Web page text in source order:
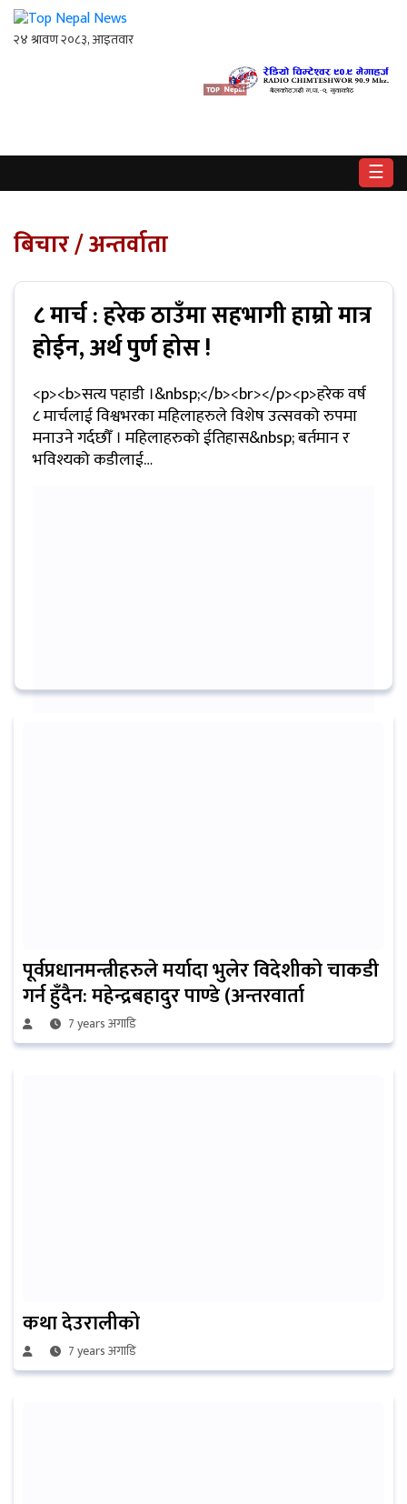
☰
राजनीति
अर्थ
खेलकुद
विश्व
बिचार
अन्तर्वाता
मनोरन्जन
बिचार / अन्तर्वाता
८ मार्च : हरेक ठाउँमा सहभागी हाम्रो मात्र
होईन, अर्थ पुर्ण होस !
<p><b>सत्य पहाडी ।&nbsp;</b><br></p><p>हरेक वर्ष
८ मार्चलाई विश्वभरका महिलाहरुले विशेष उत्सवको रुपमा
मनाउने गर्दछौँ । महिलाहरुको ईतिहास&nbsp; बर्तमान र
भविश्यको कडीलाई…
पूर्वप्रधानमन्त्रीहरुले मर्यादा भुलेर विदेशीको चाकडी
गर्न हुँदैन: महेन्द्रबहादुर पाण्डे (अन्तरवार्ता
7 years अगाडि
कथा देउरालीको
7 years अगाडि